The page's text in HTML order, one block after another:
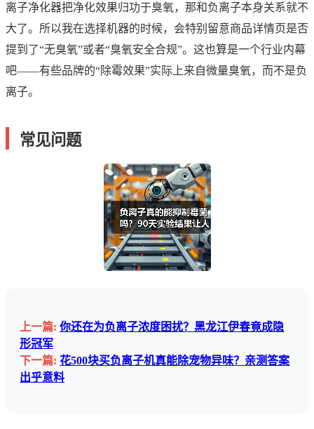
离子净化器把净化效果归功于臭氧，那和负离子本身关系就不
大了。所以我在选择机器的时候，会特别留意商品详情页是否
提到了“无臭氧”或者“臭氧安全合规”。这也算是一个行业内幕
吧——有些品牌的“除霉效果”实际上来自微量臭氧，而不是负
离子。
常见问题
上一篇: 你还在为负离子浓度困扰？黑龙江伊春竟成隐
形冠军
下一篇: 花500块买负离子机真能除宠物异味？亲测答案
出乎意料